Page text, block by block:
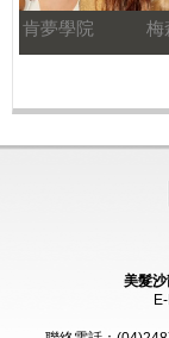
肯夢學院 梅
美髮